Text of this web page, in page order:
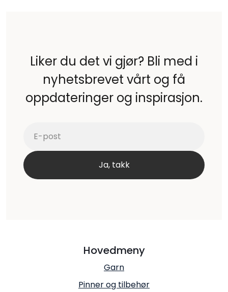
Liker du det vi gjør? Bli med i
nyhetsbrevet vårt og få
oppdateringer og inspirasjon.
Hovedmeny
Garn
Pinner og tilbehør